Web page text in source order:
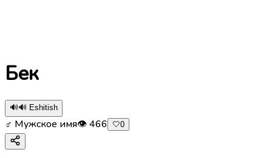
Бек
🔊🔊 Eshitish
♂ Мужское имя👁466 🤍0